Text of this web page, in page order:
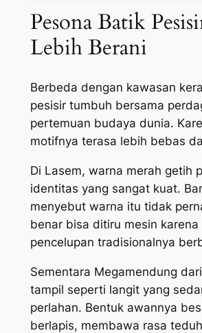
Pesona Batik
Lebih Berani
Berbeda dengan kawasan
pesisir tumbuh bersama
pertemuan budaya dunia.
motifnya terasa lebih bebas
Di Lasem, warna merah getih
identitas yang sangat kuat.
menyebut warna itu tidak
benar bisa ditiru mesin karena
pencelupan tradisionalnya
Sementara Megamendung
tampil seperti langit yang
perlahan. Bentuk awannya
berlapis, membawa rasa